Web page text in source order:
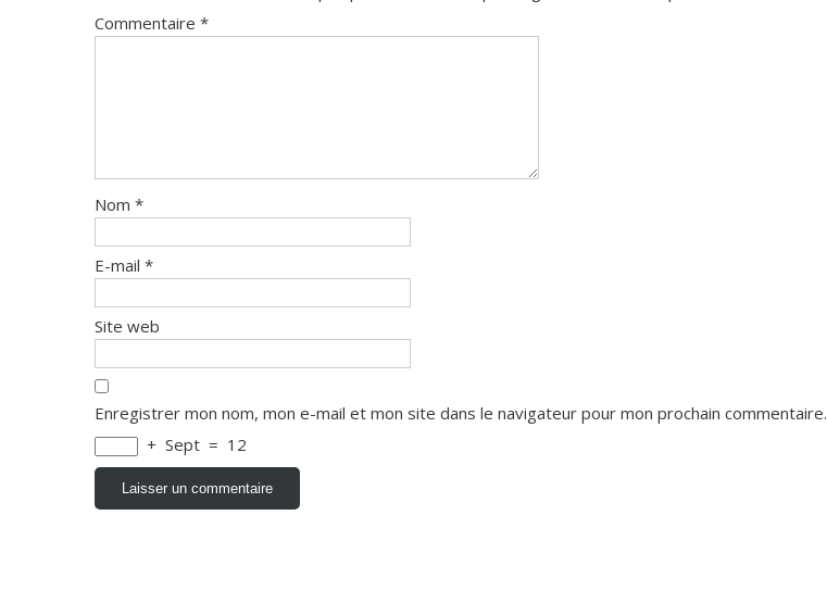
Commentaire *
Nom *
E-mail *
Site web
Enregistrer mon nom, mon e-mail et mon site dans le navigateur pour mon prochain commentaire.
+ Sept = 12